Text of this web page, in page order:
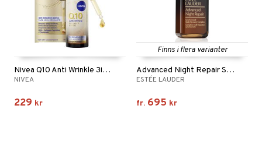
Nivea Q10 Anti Wrinkle 3in1 Repairing Serum
NIVEA
229 kr
Finns i flera varianter
Advanced Night Repair Serum
ESTÉE LAUDER
fr. 695 kr